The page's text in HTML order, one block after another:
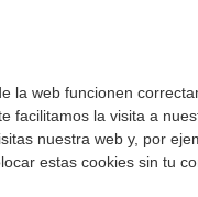
la web funcionen
facilitamos la visita a
nuestra web y, por
estas cookies sin tu